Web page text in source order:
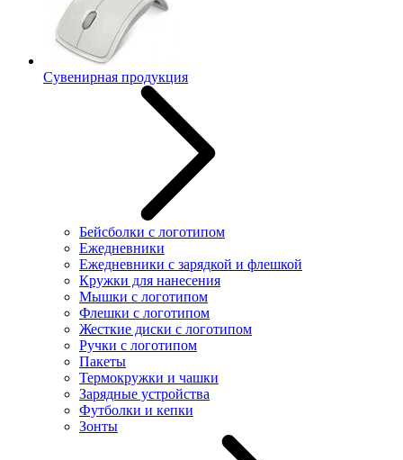
Сувенирная продукция
Бейсболки с логотипом
Ежедневники
Ежедневники с зарядкой и флешкой
Кружки для нанесения
Мышки с логотипом
Флешки с логотипом
Жесткие диски с логотипом
Ручки с логотипом
Пакеты
Термокружки и чашки
Зарядные устройства
Футболки и кепки
Зонты